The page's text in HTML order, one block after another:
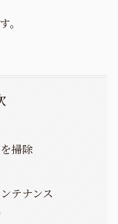
。
掃除
テナンス